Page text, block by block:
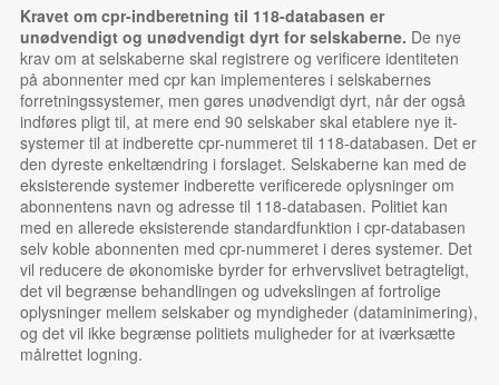
Kravet om cpr-indberetning til 118-databasen er
unødvendigt og unødvendigt dyrt for selskaberne. De nye
krav om at selskaberne skal registre­re og verificere identiteten
på abonnenter med cpr kan implementeres i selskabernes
forretningssystemer, men gøres unødven­digt dyrt, når der også
indføres pligt til, at mere end 90 selskaber skal etablere nye it-
systemer til at indberette cpr-nummeret til 118-databasen. Det er
den dyreste enkeltændring i forslaget. Selskaberne kan med de
eksisterende systemer indberette verificerede oplysninger om
abonnentens navn og adresse til 118-databasen. Politiet kan
med en allerede eksisterende standardfunktion i cpr-databasen
selv koble abonnen­ten med cpr-nummeret i deres systemer. Det
vil reducere de økonomiske byrder for erhvervslivet betragteligt,
det vil begrænse behandlingen og udvekslingen af fortrolige
oplysninger mellem selskaber og myndigheder (dataminimering),
og det vil ikke begrænse politiets muligheder for at iværksætte
målrettet logning.